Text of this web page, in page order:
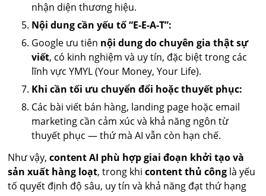
nhận diện thương hiệu.
Nội dung cần yếu tố “E-E-A-T”:
Google ưu tiên nội dung do chuyên gia thật sự
viết, có kinh nghiệm và uy tín, đặc biệt trong các
lĩnh vực YMYL (Your Money, Your Life).
Khi cần tối ưu chuyển đổi hoặc thuyết phục:
Các bài viết bán hàng, landing page hoặc email
marketing cần cảm xúc và khả năng ngôn từ
thuyết phục — thứ mà AI vẫn còn hạn chế.
Như vậy,content AI phù hợp giai đoạn khởi tạo và
sản xuất hàng loạt, trong khicontent thủ công là yếu
tố quyết định độ sâu, uy tín và khả năng đạt thứ hạng